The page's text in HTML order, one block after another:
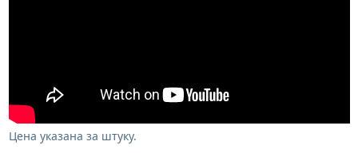
Цена указана за штуку.